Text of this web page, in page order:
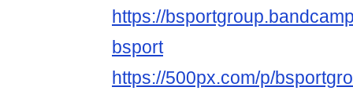
https://
bsport
https://500px.com/p/